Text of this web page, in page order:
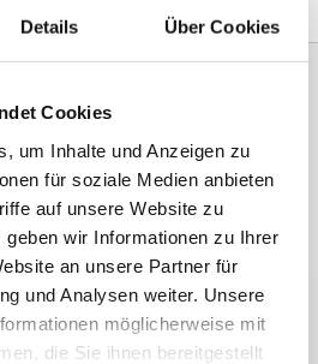
Details Über Cookies
Cookies
um Inhalte und Anzeigen zu
für soziale Medien anbieten
auf unsere Website zu
wir Informationen zu Ihrer
an unsere Partner für
und Analysen weiter. Unsere
möglicherweise mit
die Sie ihnen bereitgestellt
für
Rezeptanfragen,
Fragen zu unserer
Team bearbeitet Ihr
meldet sich